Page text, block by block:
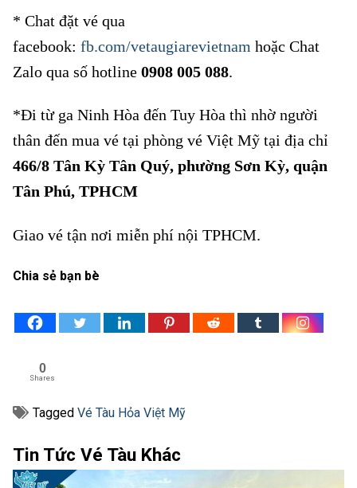
* Chat đặt vé qua
facebook: fb.com/vetaugiarevietnam hoặc Chat
Zalo qua số hotline 0908 005 088.
*Đi từ ga Ninh Hòa đến Tuy Hòa thì nhờ người
thân đến mua vé tại phòng vé Việt Mỹ tại địa chỉ
466/8 Tân Kỳ Tân Quý, phường Sơn Kỳ, quận
Tân Phú, TPHCM
Giao vé tận nơi miễn phí nội TPHCM.
Chia sẻ bạn bè
0
Shares
Tagged Vé Tàu Hỏa Việt Mỹ
Tin Tức Vé Tàu Khác